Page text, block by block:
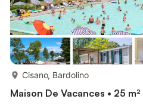
Cisano, Bardolino
Maison De Vacances • 25